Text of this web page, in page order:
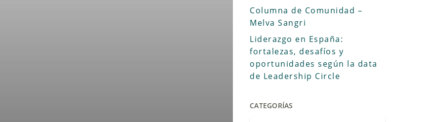
Columna de Comunidad –
Melva Sangri
Liderazgo en España:
fortalezas, desafíos y
oportunidades según la data
de Leadership Circle
CATEGORÍAS